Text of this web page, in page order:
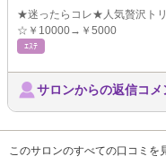
★迷ったらコレ★人気贅沢ト
☆￥10000→￥5000
ｴｽﾃ
サロンからの返信コメ
このサロンのすべての口コミを